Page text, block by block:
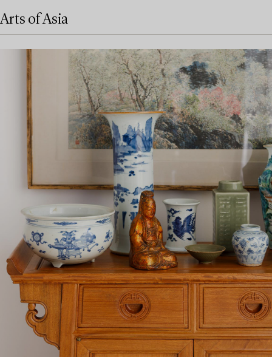
Arts of Asia